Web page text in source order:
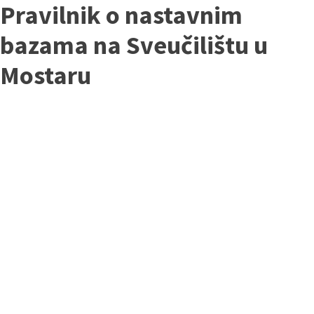
Pravilnik o nastavnim
bazama na Sveučilištu u
Mostaru